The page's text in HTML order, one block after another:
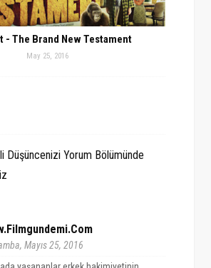
- The Brand New Testament
May 25, 2016
Düşüncenizi Yorum Bölümünde
Mayıs 25, 2016